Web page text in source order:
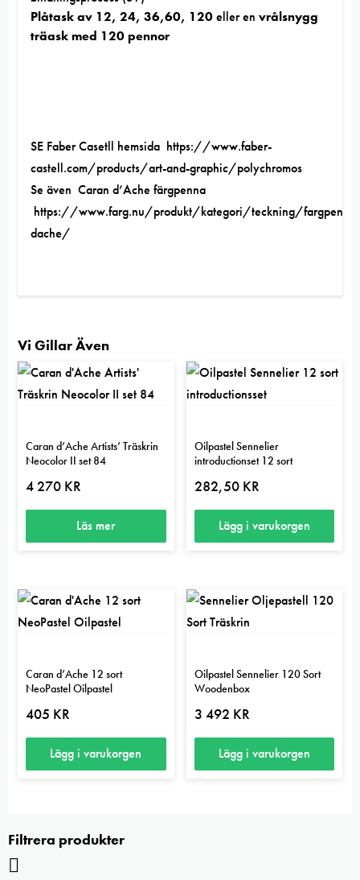
Plåtask av 12, 24, 36,60, 120eller envrålsnygg
träask med 120 pennor
SE Faber Casetll hemsida https://www.faber-
castell.com/products/art-and-graphic/polychromos
Se även Caran d’Ache färgpenna
https://www.farg.nu/produkt/kategori/teckning/
dache/
Vi Gillar Även
Caran d’Ache Artists’ Träskrin
Neocolor II set 84
4 270 KR
Läs mer
Oilpastel Sennelier
introductionset 12 sort
282,50 KR
Lägg i varukorgen
Caran d’Ache 12 sort
NeoPastel Oilpastel
405 KR
Lägg i varukorgen
Oilpastel Sennelier 120 Sort
Woodenbox
3 492 KR
Lägg i varukorgen
Filtrera produkter